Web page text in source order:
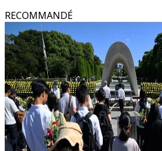
RECOMMANDÉ